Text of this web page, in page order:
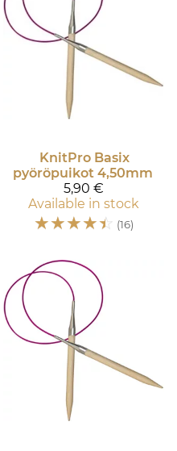
KnitPro Basix
pyöröpuikot 4,50mm
5,90 €
Available in stock
☆☆☆☆☆ (16)